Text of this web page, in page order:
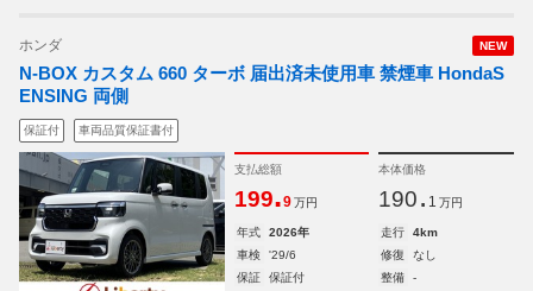
NEW
ホンダ
N-BOX カスタム 660 ターボ 届出済未使用車 禁煙車 HondaS
ENSING 両側
保証付 車両品質保証書付
支払総額
199.9 万円
本体価格
190. 1 万円
年式 2026年 走行
4km
車検
'29/6 修復
なし
保証
保証付 整備
-